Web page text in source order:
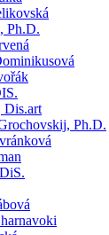
Ph.D.
Dis.art
Ph.D.